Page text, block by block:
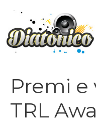
contenuto
Premi e
TRL